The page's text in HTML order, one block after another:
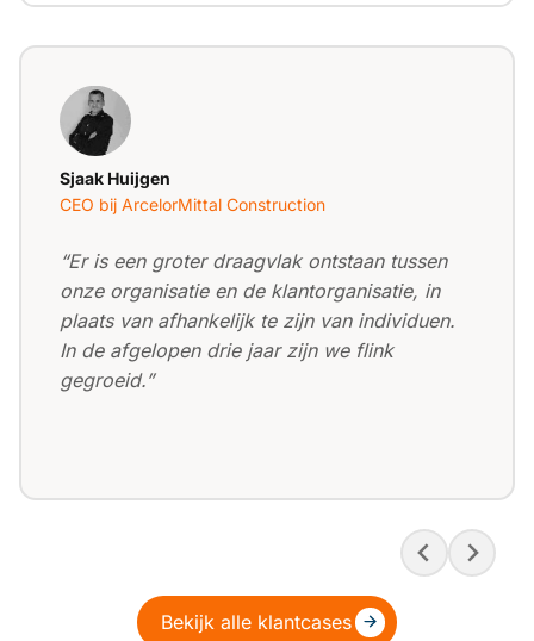
Sjaak Huijgen
CEO bij ArcelorMittal Construction
“Er is een groter draagvlak ontstaan tussen
onze organisatie en de klantorganisatie, in
plaats van afhankelijk te zijn van individuen.
In de afgelopen drie jaar zijn we flink
gegroeid.”
Bekijk alle klantcases